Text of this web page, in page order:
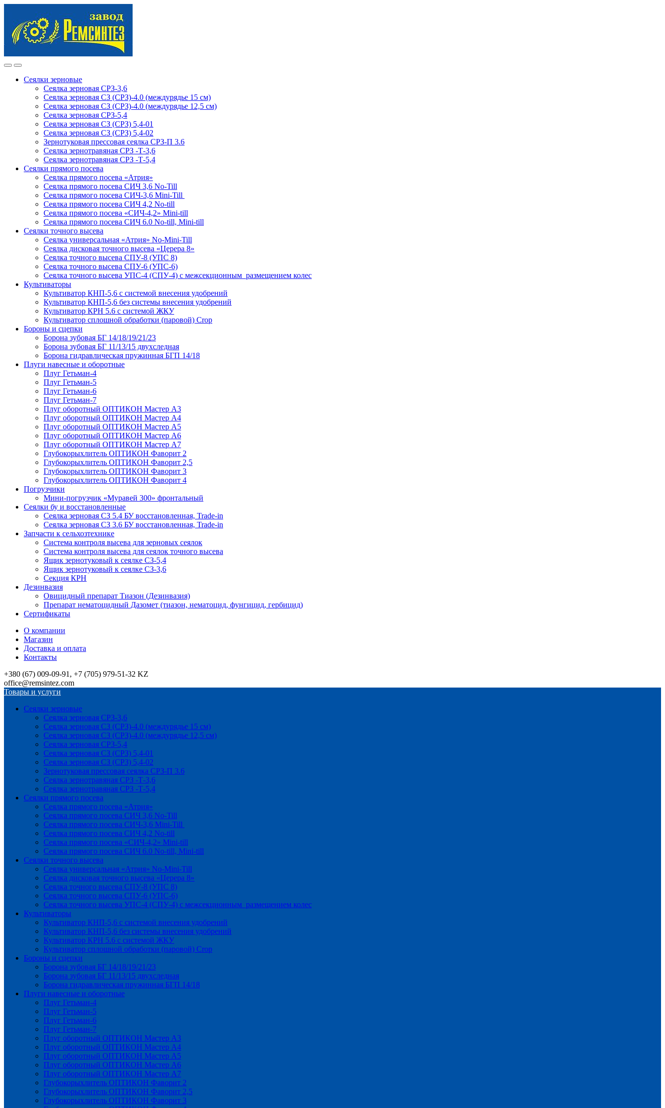
navigation
content
Сеялки зерновые
Сеялка зерновая СРЗ-3,6
Сеялка зерновая СЗ (СРЗ)-4.0 (междурядье 15 см)
Сеялка зерновая СЗ (СРЗ)-4.0 (междурядье 12,5 см)
Сеялка зерновая СРЗ-5,4
Сеялка зерновая СЗ (СРЗ) 5,4-01
Сеялка зерновая СЗ (СРЗ) 5,4-02
Зернотуковая прессовая сеялка СРЗ-П 3.6
Сеялка зернотравяная СРЗ -Т-3,6
Сеялка зернотравяная СРЗ -Т-5,4
Сеялки прямого посева
Сеялка прямого посева «Атрия»
Сеялка прямого посева СИЧ 3,6 No-Till
Сеялка прямого посева СИЧ-3,6 Mini-Till
Сеялка прямого посева СИЧ 4,2 No-till
Сеялка прямого посева «СИЧ-4,2» Mini-till
Сеялка прямого посева СИЧ 6.0 No-till, Mini-till
Сеялки точного высева
Сеялка универсальная «Атрия» No-Mini-Till
Сеялка дисковая точного высева «Церера 8»
Сеялка точного высева СПУ-8 (УПС 8)
Сеялка точного высева СПУ-6 (УПС-6)
Сеялка точного высева УПС-4 (СПУ-4) с межсекционным размещением колес
Культиваторы
Культиватор КНП-5,6 с системой внесения удобрений
Культиватор КНП-5,6 без системы внесения удобрений
Культиватор КРН 5.6 с системой ЖКУ
Культиватор сплошной обработки (паровой) Crop
Бороны и сцепки
Борона зубовая БГ 14/18/19/21/23
Борона зубовая БГ 11/13/15 двухследная
Борона гидравлическая пружинная БГП 14/18
Плуги навесные и оборотные
Плуг Гетьман-4
Плуг Гетьман-5
Плуг Гетьман-6
Плуг Гетьман-7
Плуг оборотный ОПТИКОН Мастер А3
Плуг оборотный ОПТИКОН Мастер А4
Плуг оборотный ОПТИКОН Мастер А5
Плуг оборотный ОПТИКОН Мастер А6
Плуг оборотный ОПТИКОН Мастер А7
Глубокорыхлитель ОПТИКОН Фаворит 2
Глубокорыхлитель ОПТИКОН Фаворит 2,5
Глубокорыхлитель ОПТИКОН Фаворит 3
Глубокорыхлитель ОПТИКОН Фаворит 4
Погрузчики
Мини-погрузчик «Муравей 300» фронтальный
Сеялки бу и восстановленные
Сеялка зерновая СЗ 5.4 БУ восстановленная, Trade-in
Сеялка зерновая СЗ 3.6 БУ восстановленная, Trade-in
Запчасти к сельхозтехнике
Система контроля высева для зерновых сеялок
Система контроля высева для сеялок точного высева
Ящик зернотуковый к сеялке СЗ-5,4
Ящик зернотуковый к сеялке СЗ-3,6
Секция КРН
Дезинвазия
Овицидный препарат Тиазон (Дезинвазия)
Препарат нематоцидный Дазомет (тиазон, нематоцид, фунгицид, гербицид)
Сертификаты
О компании
Магазин
Доставка и оплата
Контакты
+380 (67) 009-09-91, +7 (705) 979-51-32 KZ
office@remsintez.com
Товары и услуги
Сеялки зерновые
Сеялка зерновая СРЗ-3,6
Сеялка зерновая СЗ (СРЗ)-4.0 (междурядье 15 см)
Сеялка зерновая СЗ (СРЗ)-4.0 (междурядье 12,5 см)
Сеялка зерновая СРЗ-5,4
Сеялка зерновая СЗ (СРЗ) 5,4-01
Сеялка зерновая СЗ (СРЗ) 5,4-02
Зернотуковая прессовая сеялка СРЗ-П 3.6
Сеялка зернотравяная СРЗ -Т-3,6
Сеялка зернотравяная СРЗ -Т-5,4
Сеялки прямого посева
Сеялка прямого посева «Атрия»
Сеялка прямого посева СИЧ 3,6 No-Till
Сеялка прямого посева СИЧ-3,6 Mini-Till
Сеялка прямого посева СИЧ 4,2 No-till
Сеялка прямого посева «СИЧ-4,2» Mini-till
Сеялка прямого посева СИЧ 6.0 No-till, Mini-till
Сеялки точного высева
Сеялка универсальная «Атрия» No-Mini-Till
Сеялка дисковая точного высева «Церера 8»
Сеялка точного высева СПУ-8 (УПС 8)
Сеялка точного высева СПУ-6 (УПС-6)
Сеялка точного высева УПС-4 (СПУ-4) с межсекционным размещением колес
Культиваторы
Культиватор КНП-5,6 с системой внесения удобрений
Культиватор КНП-5,6 без системы внесения удобрений
Культиватор КРН 5.6 с системой ЖКУ
Культиватор сплошной обработки (паровой) Crop
Бороны и сцепки
Борона зубовая БГ 14/18/19/21/23
Борона зубовая БГ 11/13/15 двухследная
Борона гидравлическая пружинная БГП 14/18
Плуги навесные и оборотные
Плуг Гетьман-4
Плуг Гетьман-5
Плуг Гетьман-6
Плуг Гетьман-7
Плуг оборотный ОПТИКОН Мастер А3
Плуг оборотный ОПТИКОН Мастер А4
Плуг оборотный ОПТИКОН Мастер А5
Плуг оборотный ОПТИКОН Мастер А6
Плуг оборотный ОПТИКОН Мастер А7
Глубокорыхлитель ОПТИКОН Фаворит 2
Глубокорыхлитель ОПТИКОН Фаворит 2,5
Глубокорыхлитель ОПТИКОН Фаворит 3